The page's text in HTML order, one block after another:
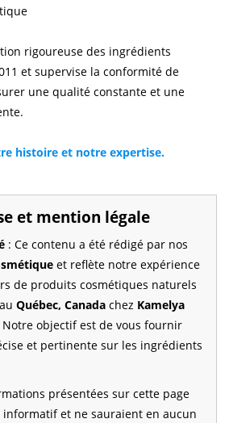
rigoureuse des ingrédients
et supervise la conformité de
une qualité constante et une
histoire et notre expertise.
et mention légale
: Ce contenu a été rédigé par nos
et reflète notre expérience
de produits cosmétiques naturels
Québec, Canada chez Kamelya
Notre objectif est de vous fournir
et pertinente sur les ingrédients
présentées sur cette page
et ne sauraient en aucun